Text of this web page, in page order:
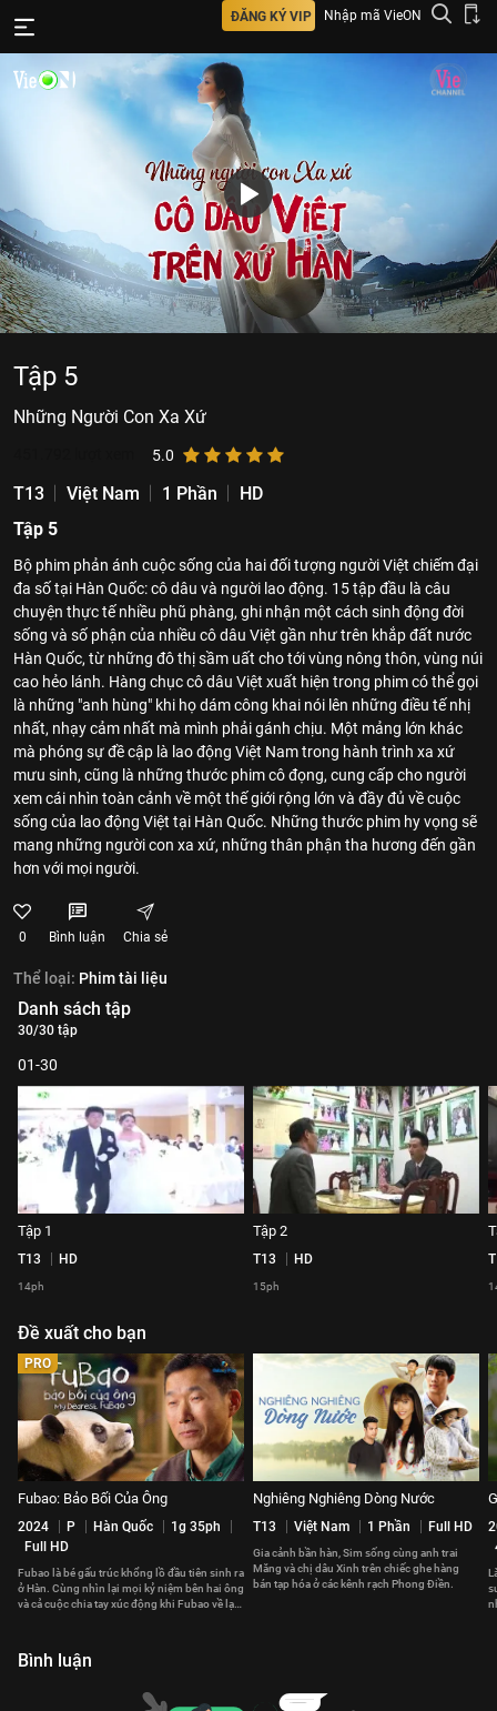
ĐĂNG KÝ VIP Nhập mã VieON
Tập 5
Những Người Con Xa Xứ
5.0
T13 Việt Nam 1 Phần
HD
Tập 5
Bộ phim phản ánh cuộc sống của hai đối tượng người Việt chiếm đại
đa số tại Hàn Quốc: cô dâu và người lao động. 15 tập đầu là câu
chuyện thực tế nhiều phũ phàng, ghi nhận một cách sinh động đời
sống và số phận của nhiều cô dâu Việt gần như trên khắp đất nước
Hàn Quốc, từ những đô thị sầm uất cho tới vùng nông thôn, vùng núi
cao hẻo lánh. Hàng chục cô dâu Việt xuất hiện trong phim có thể gọi
là những "anh hùng" khi họ dám công khai nói lên những điều tế nhị
nhất, nhạy cảm nhất mà mình phải gánh chịu. Một mảng lớn khác
mà phóng sự đề cập là lao động Việt Nam trong hành trình xa xứ
mưu sinh, cũng là những thước phim cô đọng, cung cấp cho người
xem cái nhìn toàn cảnh về một thế giới rộng lớn và đầy đủ về cuộc
sống của lao động Việt tại Hàn Quốc. Những thước phim hy vọng sẽ
mang những người con xa xứ, những thân phận tha hương đến gần
hơn với mọi người.
0 Bình luận Chia sẻ
Thể loại: Phim tài liệu
Danh sách tập
30/30 tập
01-30
Tập 1
T13 HD
14ph
Tập 2
T13 HD
15ph
Đề xuất cho bạn
PRO
Fubao: Bảo Bối Của Ông
2024 P Hàn Quốc
1g 35ph
Full HD
Fubao là bé gấu trúc khổng lồ đầu tiên sinh ra
ở Hàn. Cùng nhìn lại mọi kỷ niệm bên hai ông
và cả cuộc chia tay xúc động khi Fubao về lại
Nghiêng Nghiêng Dòng Nước
T13 Việt Nam 1 Phần Full HD
Gia cảnh bần hàn, Sim sống cùng anh trai
Măng và chị dâu Xinh trên chiếc ghe hàng
bán tạp hóa ở các kênh rạch Phong Điền.
Bình luận